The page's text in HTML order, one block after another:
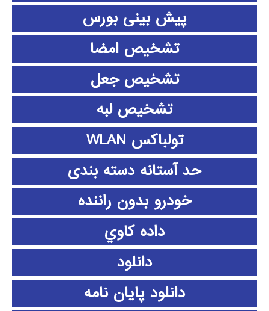
پیش بینی بورس
تشخیص امضا
تشخیص جعل
تشخیص لبه
تولباکس WLAN
حد آستانه دسته بندی
خودرو بدون راننده
داده كاوي
دانلود
دانلود پايان نامه